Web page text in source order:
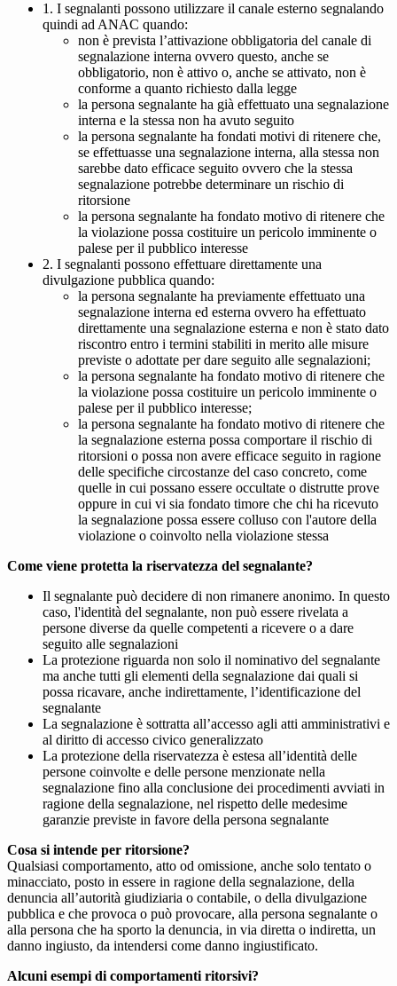
1. I segnalanti possono utilizzare il canale esterno segnalando
quindi ad ANAC quando:
non è prevista l’attivazione obbligatoria del canale di
segnalazione interna ovvero questo, anche se
obbligatorio, non è attivo o, anche se attivato, non è
conforme a quanto richiesto dalla legge
la persona segnalante ha già effettuato una segnalazione
interna e la stessa non ha avuto seguito
la persona segnalante ha fondati motivi di ritenere che,
se effettuasse una segnalazione interna, alla stessa non
sarebbe dato efficace seguito ovvero che la stessa
segnalazione potrebbe determinare un rischio di
ritorsione
la persona segnalante ha fondato motivo di ritenere che
la violazione possa costituire un pericolo imminente o
palese per il pubblico interesse
2. I segnalanti possono effettuare direttamente una
divulgazione pubblica quando:
la persona segnalante ha previamente effettuato una
segnalazione interna ed esterna ovvero ha effettuato
direttamente una segnalazione esterna e non è stato dato
riscontro entro i termini stabiliti in merito alle misure
previste o adottate per dare seguito alle segnalazioni;
la persona segnalante ha fondato motivo di ritenere che
la violazione possa costituire un pericolo imminente o
palese per il pubblico interesse;
la persona segnalante ha fondato motivo di ritenere che
la segnalazione esterna possa comportare il rischio di
ritorsioni o possa non avere efficace seguito in ragione
delle specifiche circostanze del caso concreto, come
quelle in cui possano essere occultate o distrutte prove
oppure in cui vi sia fondato timore che chi ha ricevuto
la segnalazione possa essere colluso con l'autore della
violazione o coinvolto nella violazione stessa
Come viene protetta la riservatezza del segnalante?
Il segnalante può decidere di non rimanere anonimo. In questo
caso, l'identità del segnalante, non può essere rivelata a
persone diverse da quelle competenti a ricevere o a dare
seguito alle segnalazioni
La protezione riguarda non solo il nominativo del segnalante
ma anche tutti gli elementi della segnalazione dai quali si
possa ricavare, anche indirettamente, l’identificazione del
segnalante
La segnalazione è sottratta all’accesso agli atti amministrativi e
al diritto di accesso civico generalizzato
La protezione della riservatezza è estesa all’identità delle
persone coinvolte e delle persone menzionate nella
segnalazione fino alla conclusione dei procedimenti avviati in
ragione della segnalazione, nel rispetto delle medesime
garanzie previste in favore della persona segnalante
Cosa si intende per ritorsione?
Qualsiasi comportamento, atto od omissione, anche solo tentato o
minacciato, posto in essere in ragione della segnalazione, della
denuncia all’autorità giudiziaria o contabile, o della divulgazione
pubblica e che provoca o può provocare, alla persona segnalante o
alla persona che ha sporto la denuncia, in via diretta o indiretta, un
danno ingiusto, da intendersi come danno ingiustificato.
Alcuni esempi di comportamenti ritorsivi?